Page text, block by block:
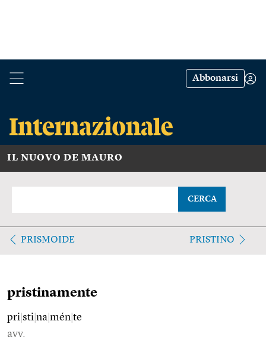
Abbonarsi
IL NUOVO DE MAURO
CERCA
PRISMOIDE PRISTINO
pristinamente
pri sti na mén te
avv.